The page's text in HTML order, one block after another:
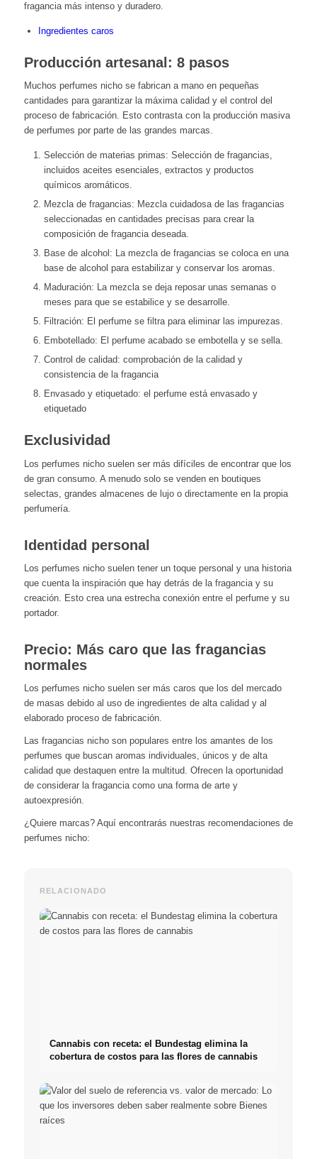
fragancia más intenso y duradero.
Ingredientes caros
Producción artesanal: 8 pasos
Muchos perfumes nicho se fabrican a mano en pequeñas
cantidades para garantizar la máxima calidad y el control del
proceso de fabricación. Esto contrasta con la producción masiva
de perfumes por parte de las grandes marcas.
Selección de materias primas: Selección de fragancias,
incluidos aceites esenciales, extractos y productos
químicos aromáticos.
Mezcla de fragancias: Mezcla cuidadosa de las fragancias
seleccionadas en cantidades precisas para crear la
composición de fragancia deseada.
Base de alcohol: La mezcla de fragancias se coloca en una
base de alcohol para estabilizar y conservar los aromas.
Maduración: La mezcla se deja reposar unas semanas o
meses para que se estabilice y se desarrolle.
Filtración: El perfume se filtra para eliminar las impurezas.
Embotellado: El perfume acabado se embotella y se sella.
Control de calidad: comprobación de la calidad y
consistencia de la fragancia
Envasado y etiquetado: el perfume está envasado y
etiquetado
Exclusividad
Los perfumes nicho suelen ser más difíciles de encontrar que los
de gran consumo. A menudo solo se venden en boutiques
selectas, grandes almacenes de lujo o directamente en la propia
perfumería.
Identidad personal
Los perfumes nicho suelen tener un toque personal y una historia
que cuenta la inspiración que hay detrás de la fragancia y su
creación. Esto crea una estrecha conexión entre el perfume y su
portador.
Precio: Más caro que las fragancias
normales
Los perfumes nicho suelen ser más caros que los del mercado
de masas debido al uso de ingredientes de alta calidad y al
elaborado proceso de fabricación.
Las fragancias nicho son populares entre los amantes de los
perfumes que buscan aromas individuales, únicos y de alta
calidad que destaquen entre la multitud. Ofrecen la oportunidad
de considerar la fragancia como una forma de arte y
autoexpresión.
¿Quiere marcas? Aquí encontrarás nuestras recomendaciones de
perfumes nicho:
RELACIONADO
Cannabis con receta: el Bundestag elimina la
cobertura de costos para las flores de cannabis